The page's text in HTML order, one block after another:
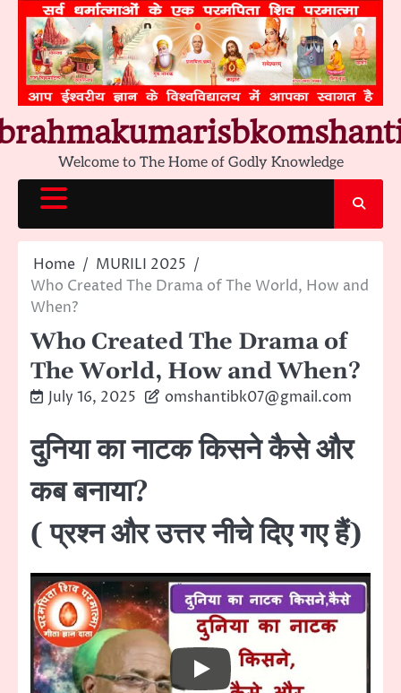
content
Welcome to The Home of Godly Knowledge
Home
MURILI 2025
Who Created The Drama of The World, How and
When?
Who Created The Drama of
The World, How and When?
July 16, 2025 omshantibk07@gmail.com
दुनिया का नाटक किसने कैसे और
कब बनाया?
( प्रश्न और उत्तर नीचे दिए गए हैं)